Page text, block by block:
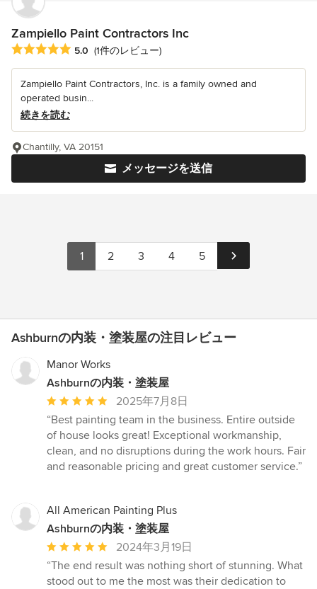
Zampiello Paint Contractors Inc
平均評価：5つ星中 星5
5.0 (1件のレビュー)
Zampiello Paint Contractors, Inc. is a family owned and
operated busin...
続きを読む
メッセージを送信
Chantilly, VA 20151
1 2 3 4 5
Ashburnの内装・塗装屋の注目レビュー
Manor Works
Ashburnの内装・塗装屋
平
均
評
価：
5
中
星
5
2025年7月8日
“Best painting team in the business. Entire outside
of house looks great! Exceptional workmanship,
clean, and no disruptions during the work hours. Fair
and reasonable pricing and great customer service.”
All American Painting Plus
Ashburnの内装・塗装屋
平
均
評
2024年3月19日
“The end result was nothing short of stunning. What
stood out to me the most was their dedication to